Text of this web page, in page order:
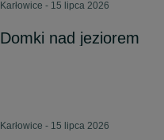
Karłowice - 15 lipca 2026
Domki nad jeziorem
Karłowice - 15 lipca 2026